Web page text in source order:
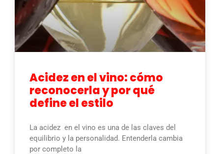
Acidez en el vino: cómo
reconocerla y por qué
define el estilo
La acidez en el vino es una de las claves del
equilibrio y la personalidad. Entenderla cambia
por completo la